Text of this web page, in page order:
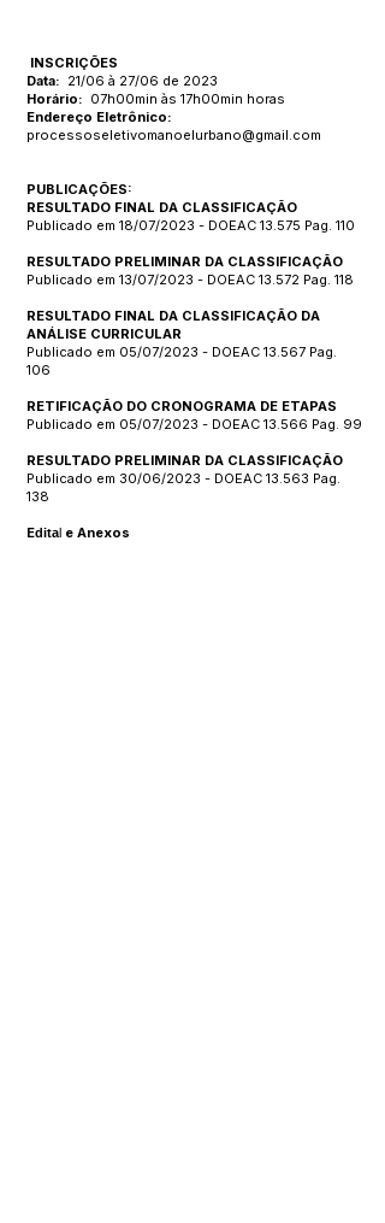
INSCRIÇÕES
Data: 21/06 à 27/06 de 2023
Horário: 07h00min às 17h00min horas
Endereço Eletrônico:
processoseletivomanoelurbano@gmail.com
PUBLICAÇÕES:
RESULTADO FINAL DA CLASSIFICAÇÃO
Publicado em 18/07/2023 - DOEAC 13.575 Pag. 110
RESULTADO PRELIMINAR DA CLASSIFICAÇÃO
Publicado em 13/07/2023 - DOEAC 13.572 Pag. 118
RESULTADO FINAL DA CLASSIFICAÇÃO DA
ANÁLISE CURRICULAR
Publicado em 05/07/2023 - DOEAC 13.567 Pag.
106
RETIFICAÇÃO DO CRONOGRAMA DE ETAPAS
Publicado em 05/07/2023 - DOEAC 13.566 Pag. 99
RESULTADO PRELIMINAR DA CLASSIFICAÇÃO
Publicado em 30/06/2023 - DOEAC 13.563 Pag.
138
Edital e Anexos